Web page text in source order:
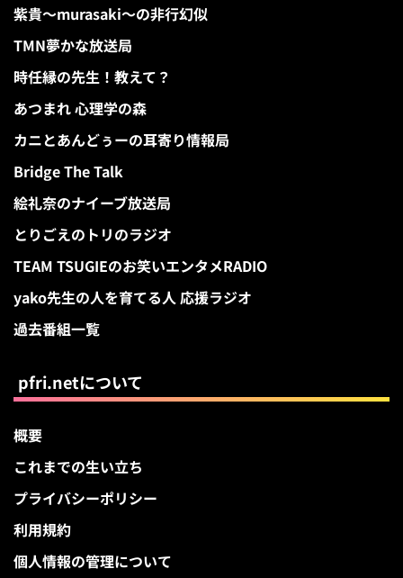
紫貴～murasaki～の非行幻似
TMN夢かな放送局
時任縁の先生！教えて？
あつまれ 心理学の森
カニとあんどぅーの耳寄り情報局
Bridge The Talk
絵礼奈のナイーブ放送局
とりごえのトリのラジオ
TEAM TSUGIEのお笑いエンタメRADIO
yako先生の人を育てる人 応援ラジオ
過去番組一覧
pfri.netについて
概要
これまでの生い立ち
プライバシーポリシー
利用規約
個人情報の管理について